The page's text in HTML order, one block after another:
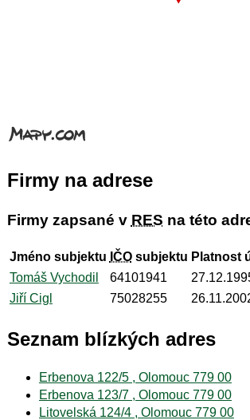
Firmy na adrese
Firmy zapsané v RES na této
Jméno subjektu IČOsubjektu Platnost
Tomáš Vychodil
64101941
Jiří Cigl
75028255
Seznam blízkých adres
Erbenova 122/5 , Olomouc 779 00
Erbenova 123/7 , Olomouc 779 00
Litovelská 124/4 , Olomouc 779 00